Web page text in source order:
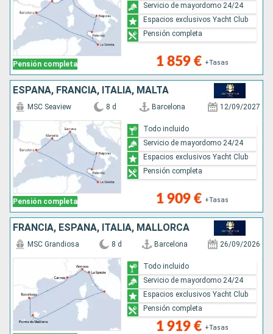
Pensión completa 1 859 € +Tasas
Servicio de mayordomo 24/24
Espacios exclusivos Yacht Club
Pensión completa
ESPAÑA, FRANCIA, ITALIA, MALTA
Pensión completa
MSC Seaview 8 d Barcelona 12/09/2027
1 909 € +Tasas
Todo incluido
Servicio de mayordomo 24/24
Espacios exclusivos Yacht Club
Pensión completa
FRANCIA, ESPAÑA, ITALIA, MALLORCA
MSC Grandiosa 8 d Barcelona 26/09/2026
1 919 € +Tasas
Todo incluido
Servicio de mayordomo 24/24
Espacios exclusivos Yacht Club
Pensión completa